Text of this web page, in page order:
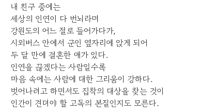
내 친구 중에는
세상의 인연이 다 번뇌라며
강원도의 어느 절로 들어가다가,
시외버스 안에서 군인 옆자리에 앉게 되어
두 달 만에 결혼한 애가 있다.
인연을 끊겠다는 사람일수록
마음 속에는 사람에 대한 그리움이 강하다.
벗어나려고 하면서도 집착의 대상을 찾는 것이
인간이 견뎌야 할 고독의 본질인지도 모른다.